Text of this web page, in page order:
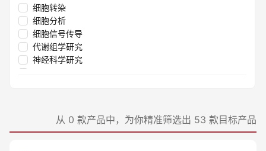
细胞转染
细胞分析
细胞信号传导
代谢组学研究
神经科学研究
蛋白质表达从 0 款产品中，为你精准筛选出 53 款目标产品